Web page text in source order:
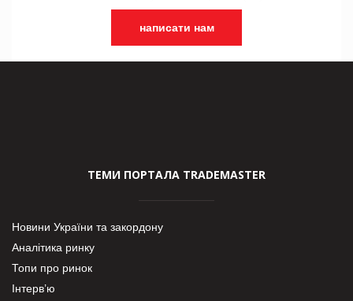
написати нам
ТЕМИ ПОРТАЛА TRADEMASTER
Новини України та закордону
Аналітика ринку
Топи про ринок
Інтерв’ю